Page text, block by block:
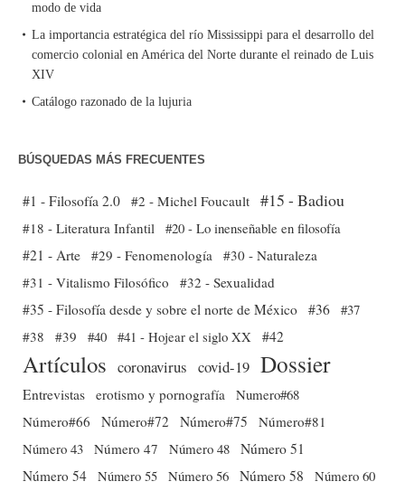
modo de vida
La importancia estratégica del río Mississippi para el desarrollo del
comercio colonial en América del Norte durante el reinado de Luis
XIV
Catálogo razonado de la lujuria
BÚSQUEDAS MÁS FRECUENTES
#1 - Filosofía 2.0 #2 - Michel Foucault #15 - Badiou
#18 - Literatura Infantil #20 - Lo inenseñable en filosofía
#21 - Arte #29 - Fenomenología
#30 - Naturaleza
#31 - Vitalismo Filosófico
#32 - Sexualidad
#35 - Filosofía desde y sobre el norte de México #36 #37
#38
#39 #40 #41 - Hojear el siglo XX #42
Artículos coronavirus covid-19 Dossier
Entrevistas erotismo y pornografía
Numero#68
Número#66
Número#72 Número#75
Número#81
Número 43 Número 47 Número 48 Número 51
Número 54 Número 55 Número 56 Número 58
Número 60